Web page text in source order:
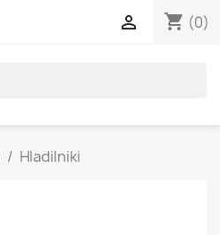
shopping_cart (0)

Hladilniki